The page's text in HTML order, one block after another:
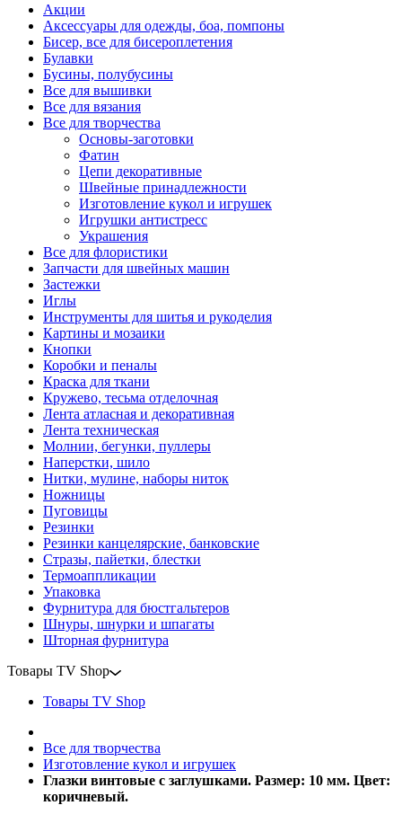
Акции
Аксессуары для одежды, боа, помпоны
Бисер, все для бисероплетения
Булавки
Бусины, полубусины
Все для вышивки
Все для вязания
Все для творчества
Основы-заготовки
Фатин
Цепи декоративные
Швейные принадлежности
Изготовление кукол и игрушек
Игрушки антистресс
Украшения
Все для флористики
Запчасти для швейных машин
Застежки
Иглы
Инструменты для шитья и рукоделия
Картины и мозаики
Кнопки
Коробки и пеналы
Краска для ткани
Кружево, тесьма отделочная
Лента атласная и декоративная
Лента техническая
Молнии, бегунки, пуллеры
Наперстки, шило
Нитки, мулине, наборы ниток
Ножницы
Пуговицы
Резинки
Резинки канцелярские, банковские
Стразы, пайетки, блестки
Термоаппликации
Упаковка
Фурнитура для бюстгальтеров
Шнуры, шнурки и шпагаты
Шторная фурнитура
Товары TV Shop
Товары TV Shop
Все для творчества
Изготовление кукол и игрушек
Глазки винтовые с заглушками. Размер: 10 мм. Цвет:
коричневый.